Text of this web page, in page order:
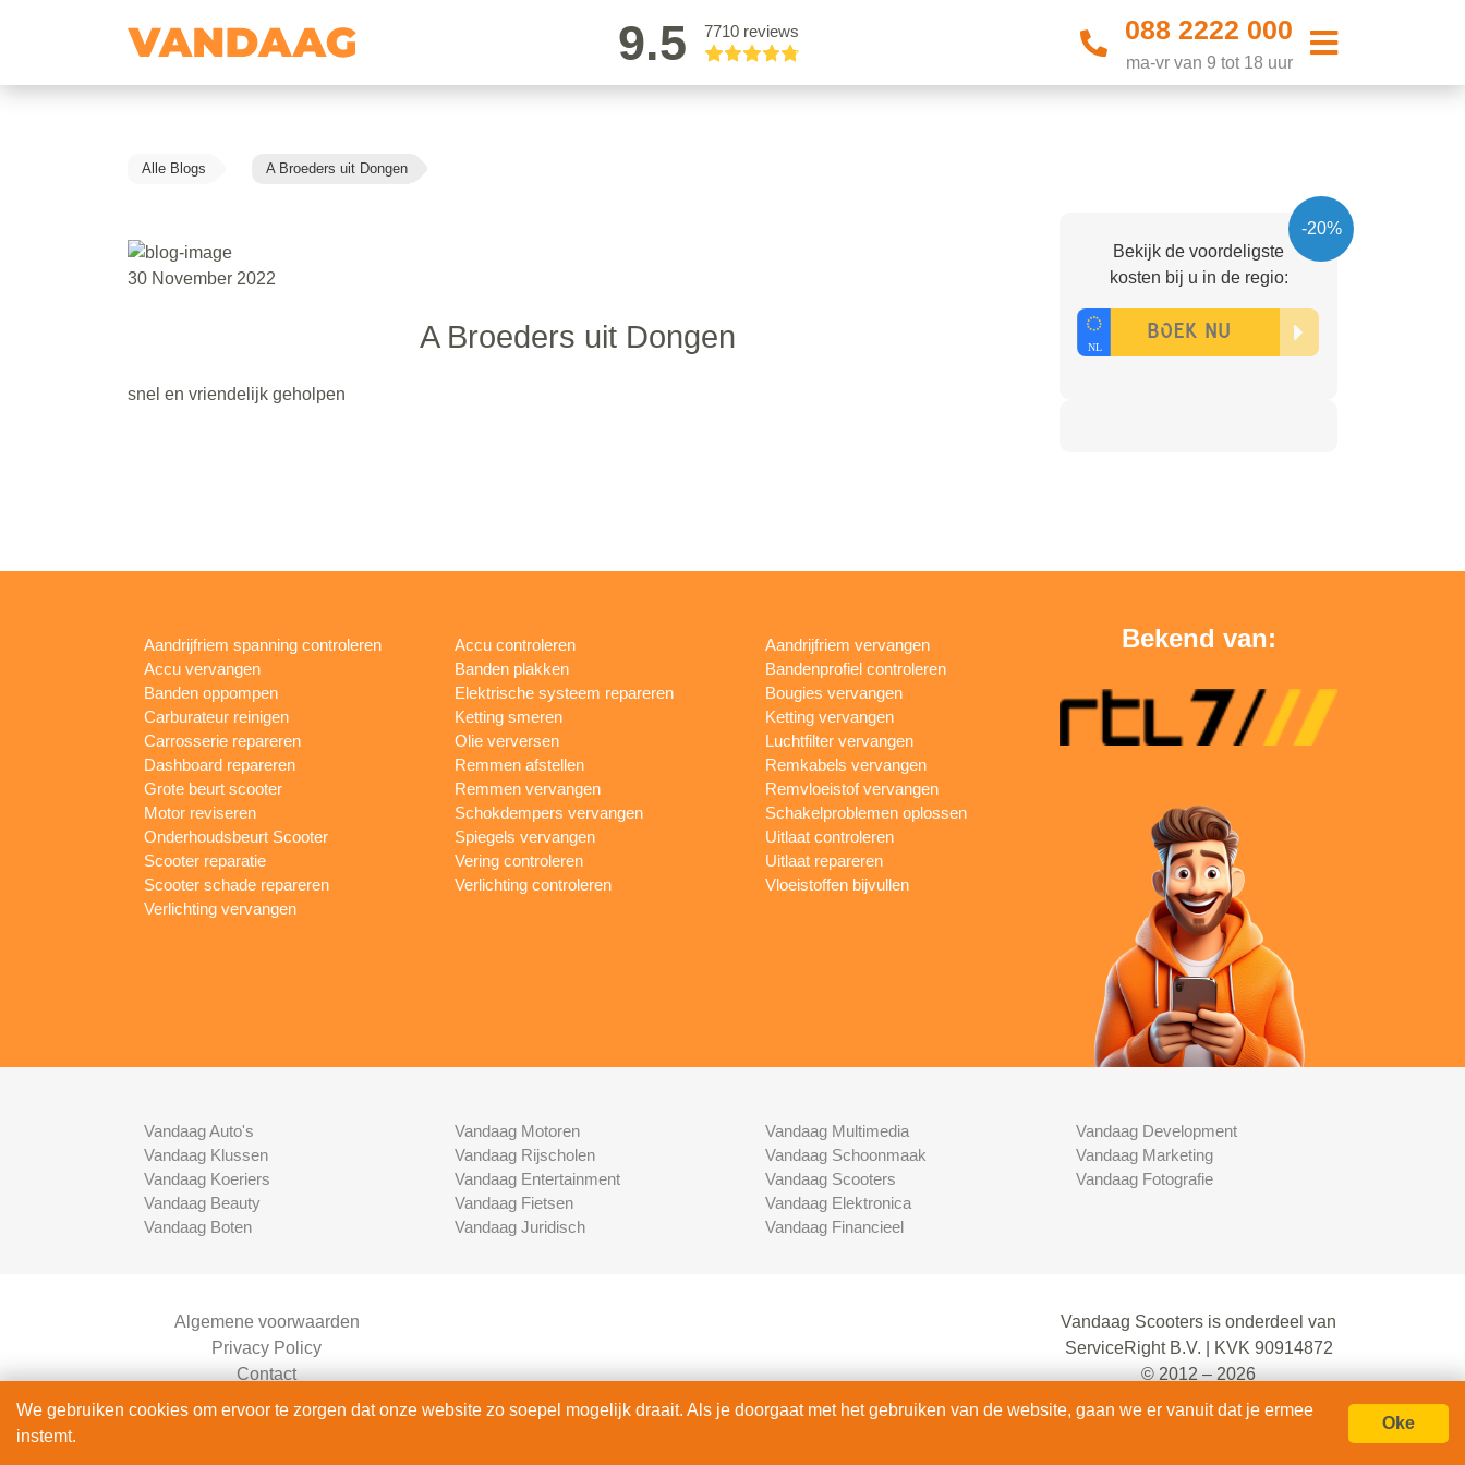
9.5 7710 reviews 088 2222 000
ma-vr van 9 tot 18 uur
Alle Blogs A Broeders uit Dongen
30 November 2022
A Broeders uit Dongen
snel en vriendelijk geholpen
-20%
Bekijk de voordeligste
kosten bij u in de regio:
Aandrijfriem spanning controleren
Accu vervangen
Banden oppompen
Carburateur reinigen
Carrosserie repareren
Dashboard repareren
Grote beurt scooter
Motor reviseren
Onderhoudsbeurt Scooter
Scooter reparatie
Scooter schade repareren
Verlichting vervangen
Accu controleren
Banden plakken
Elektrische systeem repareren
Ketting smeren
Olie verversen
Remmen afstellen
Remmen vervangen
Schokdempers vervangen
Spiegels vervangen
Vering controleren
Verlichting controleren
Aandrijfriem vervangen
Bandenprofiel controleren
Bougies vervangen
Ketting vervangen
Luchtfilter vervangen
Remkabels vervangen
Remvloeistof vervangen
Schakelproblemen oplossen
Uitlaat controleren
Uitlaat repareren
Vloeistoffen bijvullen
Bekend van:
Vandaag Auto's
Vandaag Klussen
Vandaag Koeriers
Vandaag Beauty
Vandaag Boten
Vandaag Motoren
Vandaag Rijscholen
Vandaag Entertainment
Vandaag Fietsen
Vandaag Juridisch
Vandaag Multimedia
Vandaag Schoonmaak
Vandaag Scooters
Vandaag Elektronica
Vandaag Financieel
Vandaag Development
Vandaag Marketing
Vandaag Fotografie
Algemene voorwaarden
Privacy Policy
Contact
Bedrijven Inlog
Vandaag Scooters is onderdeel van
ServiceRight B.V. | KVK 90914872
© 2012 – 2026
alle rechten voorbehouden.
We gebruiken cookies om ervoor te zorgen dat onze website zo soepel mogelijk draait. Als je doorgaat met het gebruiken van de website, gaan we er vanuit dat je ermee
instemt.
Oke